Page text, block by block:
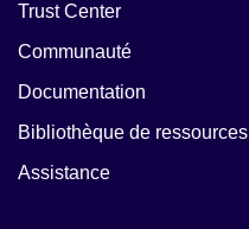
Trust Center
Communauté
Documentation
Bibliothèque de ressources
Assistance